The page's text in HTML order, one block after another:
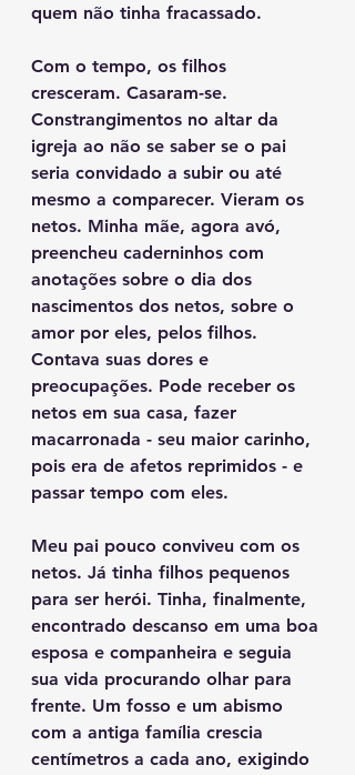
quem não tinha fracassado.
Com o tempo, os filhos
cresceram. Casaram-se.
Constrangimentos no altar da
igreja ao não se saber se o pai
seria convidado a subir ou até
mesmo a comparecer. Vieram os
netos. Minha mãe, agora avó,
preencheu caderninhos com
anotações sobre o dia dos
nascimentos dos netos, sobre o
amor por eles, pelos filhos.
Contava suas dores e
preocupações. Pode receber os
netos em sua casa, fazer
macarronada - seu maior carinho,
pois era de afetos reprimidos - e
passar tempo com eles.
Meu pai pouco conviveu com os
netos. Já tinha filhos pequenos
para ser herói. Tinha, finalmente,
encontrado descanso em uma boa
esposa e companheira e seguia
sua vida procurando olhar para
frente. Um fosso e um abismo
com a antiga família crescia
centímetros a cada ano, exigindo